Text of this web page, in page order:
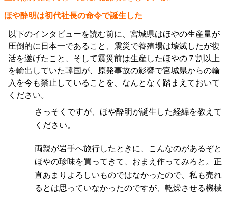
ほや酔明は初代社長の命令で誕生した
以下のインタビューを読む前に、宮城県はほやの生産量が
圧倒的に日本一であること、震災で養殖場は壊滅したが復
活を遂げたこと、そして震災前は生産したほやの７割以上
を輸出していた韓国が、原発事故の影響で宮城県からの輸
入を今も禁止していることを、なんとなく踏まえておいて
ください。
さっそくですが、ほや酔明が誕生した経緯を教えて
ください。
両親が岩手へ旅行したときに、こんなのがあるぞと
ほやの珍味を買ってきて、おまえ作ってみろと。正
直あまりよろしいものではなかったので、私も売れ
るとは思っていなかったのですが、乾燥させる機械